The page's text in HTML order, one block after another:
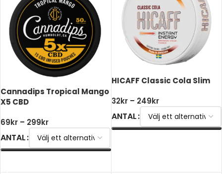
Cannadips Tropical Mango
X5 CBD
69kr – 299kr
ANTAL
HICAFF Classic Cola Slim
32kr – 249kr
ANTAL